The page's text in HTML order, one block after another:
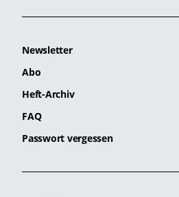
Newsletter
Abo
Heft-Archiv
FAQ
Passwort vergessen